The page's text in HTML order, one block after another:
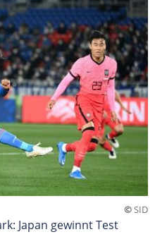
©SID
Japan gewinnt Test